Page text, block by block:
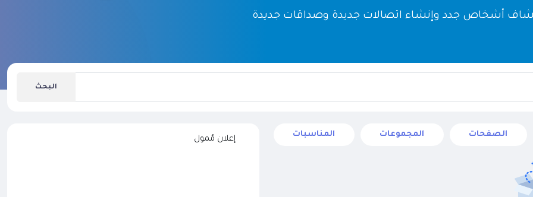
أشخاص جدد وإنشاء اتصالات جديدة وصداقات جديدة
البحث
الصفحات المجموعات المناسبات
إعلان مُمول